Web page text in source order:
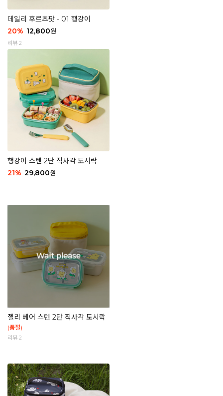
데일리 후르츠팟 - 01 행강이
20% 12,800원
리뷰 2
행강이 스텐 2단 직사각 도시락
21% 29,800원
젤리 베어 스텐 2단 직사각 도시락
(품절)
리뷰 2